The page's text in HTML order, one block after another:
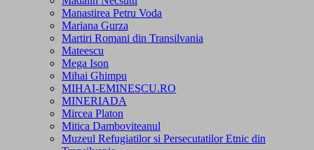
Manastirea Petru Voda
Mariana Gurza
Martiri Romani din Transilvania
Mateescu
Mega Ison
Mihai Ghimpu
MIHAI-EMINESCU.RO
MINERIADA
Mircea Platon
Mitica Damboviteanul
Muzeul Refugiatilor si Persecutatilor Etnic din